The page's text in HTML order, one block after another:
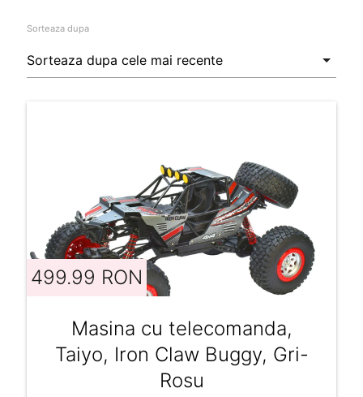
Sorteaza dupa
499.99 RON
Masina cu telecomanda,
Taiyo, Iron Claw Buggy, Gri-
Rosu